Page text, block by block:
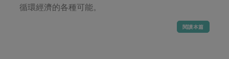
居家好物
30%rPET紅烏龍茶
更多議題
合作社法規
循環經濟的各種可能。
閱讀本篇